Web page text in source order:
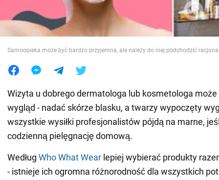
Świat
Jedzenie
Samoopieka może być bardzo przyjemna, ale należy do niej podchodzić
Wizyta u dobrego dermatologa lub kosmetologa
wygląd - nadać skórze blasku, a twarzy wypoczęty
wszystkie wysiłki profesjonalistów pójdą na marne,
codzienną pielęgnację domową.
Według Who What Wear lepiej wybierać produkty
- istnieje ich ogromna różnorodność dla wszystkich